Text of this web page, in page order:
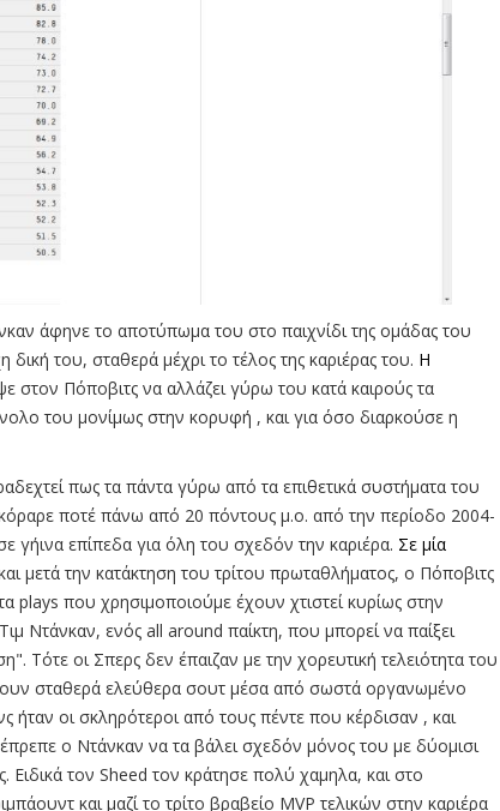
άφηνε το αποτύπωμα του στο παιχνίδι της ομάδας του
του, σταθερά μέχρι το τέλος της καριέρας του. Η
στον Πόποβιτς να αλλάζει γύρω του κατά καιρούς τα
του μονίμως στην κορυφή , και για όσο διαρκούσε η
πως τα πάντα γύρω από τα επιθετικά συστήματα του
ποτέ πάνω από 20 πόντους μ.ο. από την περίοδο 2004-
γήινα επίπεδα για όλη του σχεδόν την καριέρα. Σε μία
μετά την κατάκτηση του τρίτου πρωταθλήματος, ο Πόποβιτς
plays που χρησιμοποιούμε έχουν χτιστεί κυρίως στην
Ντάνκαν, ενός all around παίκτη, που μπορεί να παίξει
Τότε οι Σπερς δεν έπαιζαν με την χορευτική τελειότητα του
σταθερά ελεύθερα σουτ μέσα από σωστά οργανωμένο
ήταν οι σκληρότεροι από τους πέντε που κέρδισαν , και
ο Ντάνκαν να τα βάλει σχεδόν μόνος του με δύομισι
τον Sheed τον κράτησε πολύ χαμηλα, και στο
και μαζί το τρίτο βραβείο MVP τελικών στην καριέρα